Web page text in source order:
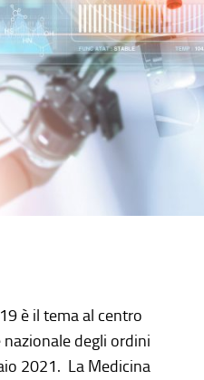
è il tema al centro
nazionale degli ordini
2021. La Medicina